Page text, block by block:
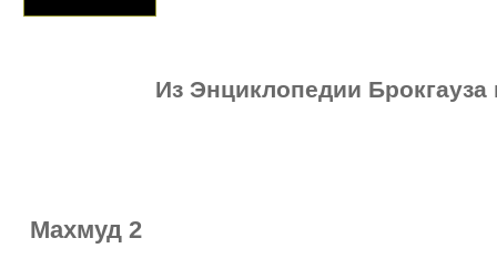
Из Энциклопедии
Махмуд 2